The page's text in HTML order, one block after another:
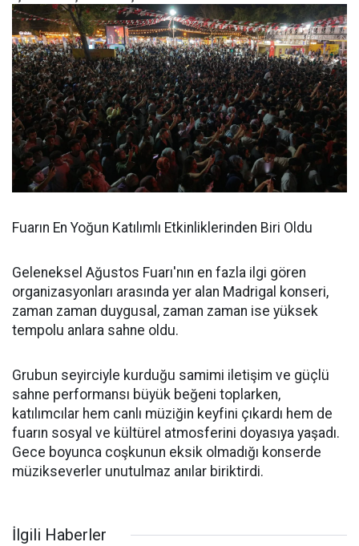
Fuarın En Yoğun Katılımlı Etkinliklerinden Biri Oldu
Geleneksel Ağustos Fuarı'nın en fazla ilgi gören
organizasyonları arasında yer alan Madrigal konseri,
zaman zaman duygusal, zaman zaman ise yüksek
tempolu anlara sahne oldu.
Grubun seyirciyle kurduğu samimi iletişim ve güçlü
sahne performansı büyük beğeni toplarken,
katılımcılar hem canlı müziğin keyfini çıkardı hem de
fuarın sosyal ve kültürel atmosferini doyasıya yaşadı.
Gece boyunca coşkunun eksik olmadığı konserde
müzikseverler unutulmaz anılar biriktirdi.
İlgili Haberler